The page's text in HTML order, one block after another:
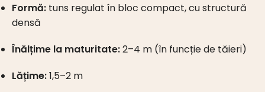
Formă: tuns regulat în bloc compact, cu structură
densă
Înălțime la maturitate:2–4 m (în funcție de tăieri)
Lățime:1,5–2 m